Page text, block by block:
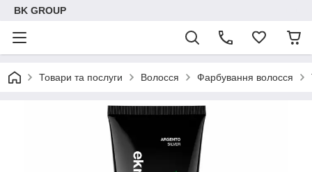
BK GROUP
Товари та послуги Волосся Фарбування волосся